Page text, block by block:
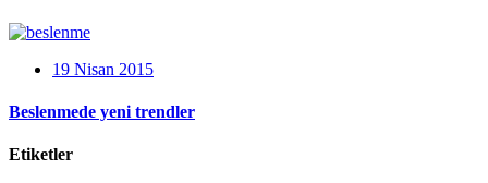
19 Nisan 2015
Beslenmede yeni trendler
Etiketler